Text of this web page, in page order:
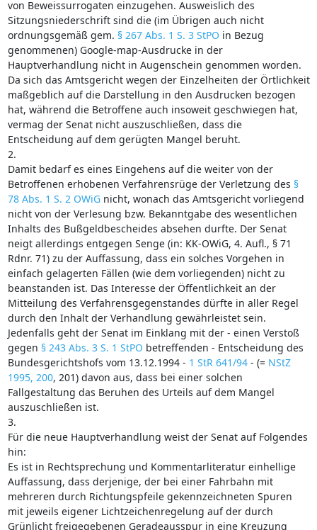
von Beweissurrogaten einzugehen. Ausweislich des
Sitzungsniederschrift sind die (im Übrigen auch nicht
ordnungsgemäß gem. § 267 Abs. 1 S. 3 StPO in Bezug
genommenen) Google-map-Ausdrucke in der
Hauptverhandlung nicht in Augenschein genommen worden.
Da sich das Amtsgericht wegen der Einzelheiten der Örtlichkeit
maßgeblich auf die Darstellung in den Ausdrucken bezogen
hat, während die Betroffene auch insoweit geschwiegen hat,
vermag der Senat nicht auszuschließen, dass die
Entscheidung auf dem gerügten Mangel beruht.
2.
Damit bedarf es eines Eingehens auf die weiter von der
Betroffenen erhobenen Verfahrensrüge der Verletzung des §
78 Abs. 1 S. 2 OWiGnicht, wonach das Amtsgericht vorliegend
nicht von der Verlesung bzw. Bekanntgabe des wesentlichen
Inhalts des Bußgeldbescheides absehen durfte. Der Senat
neigt allerdings entgegen Senge (in: KK-OWiG, 4. Aufl., § 71
Rdnr. 71) zu der Auffassung, dass ein solches Vorgehen in
einfach gelagerten Fällen (wie dem vorliegenden) nicht zu
beanstanden ist. Das Interesse der Öffentlichkeit an der
Mitteilung des Verfahrensgegenstandes dürfte in aller Regel
durch den Inhalt der Verhandlung gewährleistet sein.
Jedenfalls geht der Senat im Einklang mit der - einen Verstoß
gegen § 243 Abs. 3 S. 1 StPO betreffenden - Entscheidung des
Bundesgerichtshofs vom 13.12.1994 - 1 StR 641/94- (= NStZ
1995, 200, 201) davon aus, dass bei einer solchen
Fallgestaltung das Beruhen des Urteils auf dem Mangel
auszuschließen ist.
3.
Für die neue Hauptverhandlung weist der Senat auf Folgendes
hin:
Es ist in Rechtsprechung und Kommentarliteratur einhellige
Auffassung, dass derjenige, der bei einer Fahrbahn mit
mehreren durch Richtungspfeile gekennzeichneten Spuren
mit jeweils eigener Lichtzeichenregelung auf der durch
Grünlicht freigegebenen Geradeausspur in eine Kreuzung